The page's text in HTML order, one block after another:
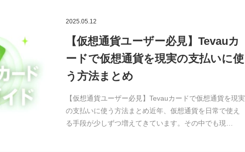
2025.05.12
【仮想通貨ユーザー必見】Tevauカ
ードで仮想通貨を現実の支払いに使
う方法まとめ
【仮想通貨ユーザー必見】Tevauカードで仮想通貨を現実
の支払いに使う方法まとめ近年、仮想通貨を日常で使え
る手段が少しずつ増えてきています。その中でも現…